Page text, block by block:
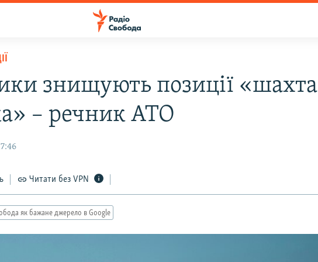
знищують позиції «шахта
– речник АТО
Читати без VPN
як бажане джерело в Google